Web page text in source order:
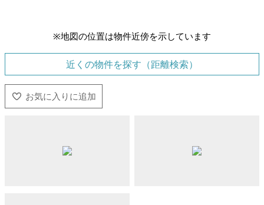
※地図の位置は物件近傍を示しています
近くの物件を探す（距離検索）